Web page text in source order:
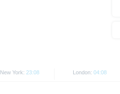
New York: 23:08 London: 04:08